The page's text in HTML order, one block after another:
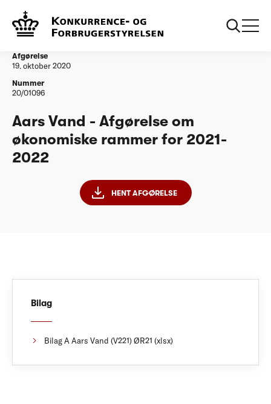
Vandtilsyn
for 2021-2022
Afgørelse
19. oktober 2020
Nummer
20/01096
Aars Vand - Afgørelse om
økonomiske rammer for 2021-
2022
HENT AFGØRELSE
Bilag
Bilag A Aars Vand (V221) ØR21 (xlsx)